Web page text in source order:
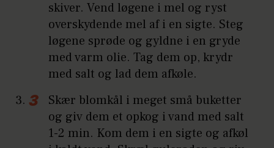
skiver. Vend løgene i mel og ryst
overskydende mel af i en sigte. Steg
løgene sprøde og gyldne i en gryde
med varm olie. Tag dem op, krydr
med salt og lad dem afkøle.
Skær blomkål i meget små buketter
og giv dem et opkog i vand med salt
1-2 min. Kom dem i en sigte og afkøl